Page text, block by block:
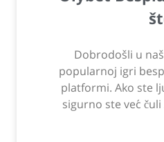
Dobrodošli u
popularnoj igri
platformi. Ako ste
sigurno ste već